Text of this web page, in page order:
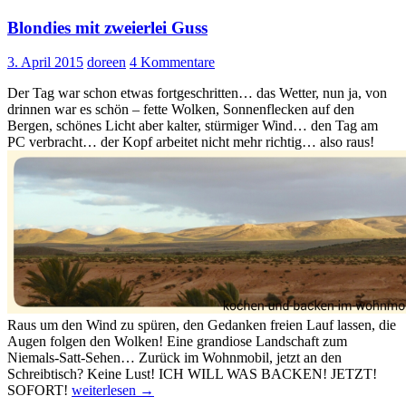
Blondies mit zweierlei Guss
3. April 2015 doreen 4 Kommentare
Der Tag war schon etwas fortgeschritten… das Wetter, nun ja, von
drinnen war es schön – fette Wolken, Sonnenflecken auf den
Bergen, schönes Licht aber kalter, stürmiger Wind… den Tag am
PC verbracht… der Kopf arbeitet nicht mehr richtig… also raus!
Raus um den Wind zu spüren, den Gedanken freien Lauf lassen, die
Augen folgen den Wolken! Eine grandiose Landschaft zum
Niemals-Satt-Sehen… Zurück im Wohnmobil, jetzt an den
Schreibtisch? Keine Lust! ICH WILL WAS BACKEN! JETZT!
SOFORT! Blondies
weiterlesen →